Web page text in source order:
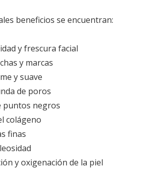
beneficios se encuentran:
y frescura facial
y marcas
y suave
de poros
puntos negros
colágeno
finas
y oxigenación de la piel